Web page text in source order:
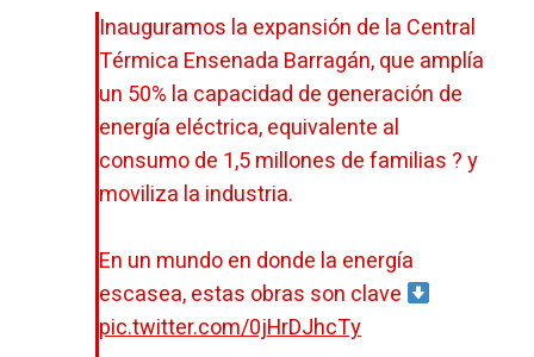
Inauguramos la expansión de la Central
Térmica Ensenada Barragán, que amplía
un 50% la capacidad de generación de
energía eléctrica, equivalente al
consumo de 1,5 millones de familias ?️ y
moviliza la industria.
En un mundo en donde la energía
escasea, estas obras son clave
pic.twitter.com/0jHrDJhcTy